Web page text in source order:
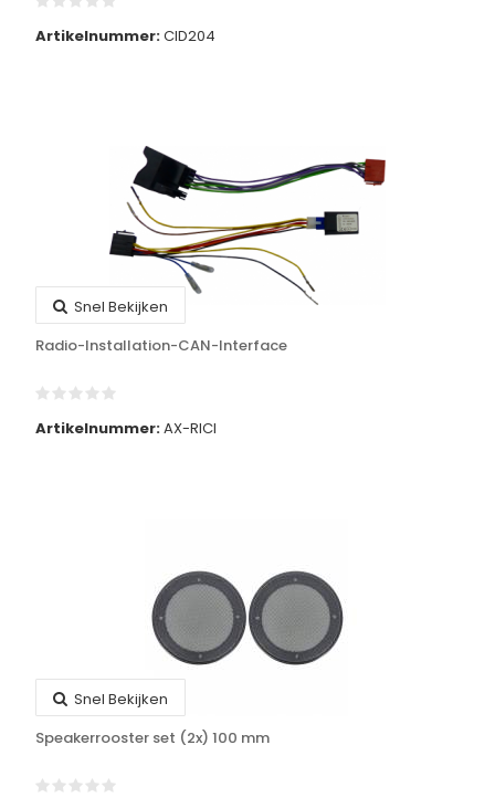
Artikelnummer:CID204
Snel Bekijken
Radio-Installation-CAN-Interface
Artikelnummer:AX-RICI
Snel Bekijken
Speakerrooster set (2x) 100 mm